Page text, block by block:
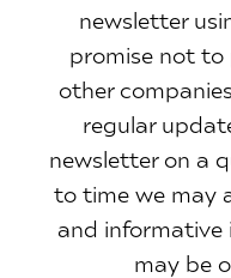
newsletter
promise not to
other
regular
newsletter on a
to time we may
and
may be